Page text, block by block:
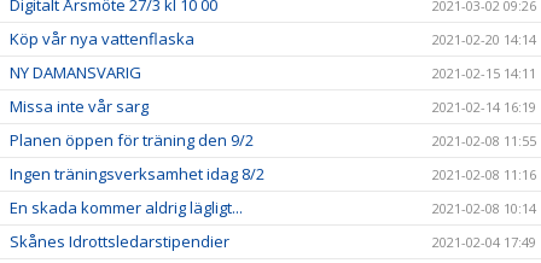
Digitalt Årsmöte 27/3 kl 10 00 2021-03-02 09:26
Köp vår nya vattenflaska 2021-02-20 14:14
NY DAMANSVARIG 2021-02-15 14:11
Missa inte vår sarg 2021-02-14 16:19
Planen öppen för träning den 9/2 2021-02-08 11:55
Ingen träningsverksamhet idag 8/2 2021-02-08 11:16
En skada kommer aldrig lägligt... 2021-02-08 10:14
Skånes Idrottsledarstipendier 2021-02-04 17:49